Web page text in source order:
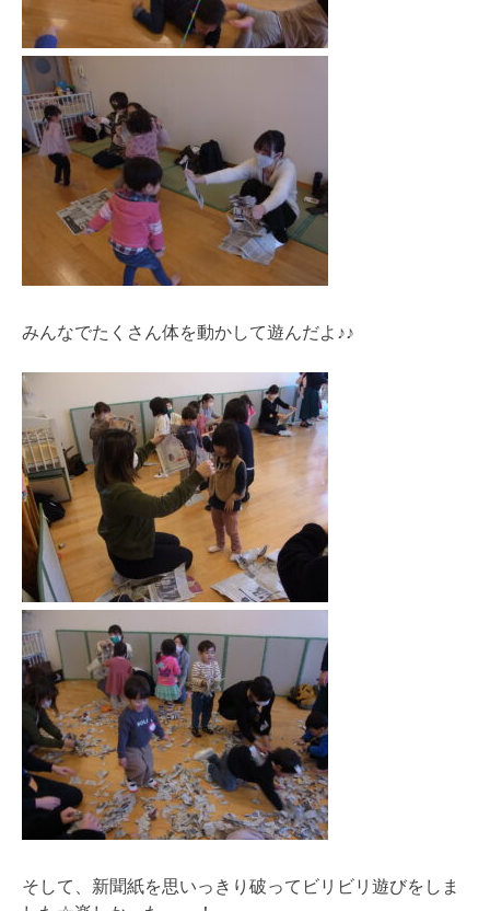
みんなでたくさん体を動かして遊んだよ♪♪
そして、新聞紙を思いっきり破ってビリビリ遊びをしま